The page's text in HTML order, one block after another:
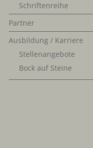
Schriftenreihe
Partner
Ausbildung / Karriere
Stellenangebote
Bock auf Steine